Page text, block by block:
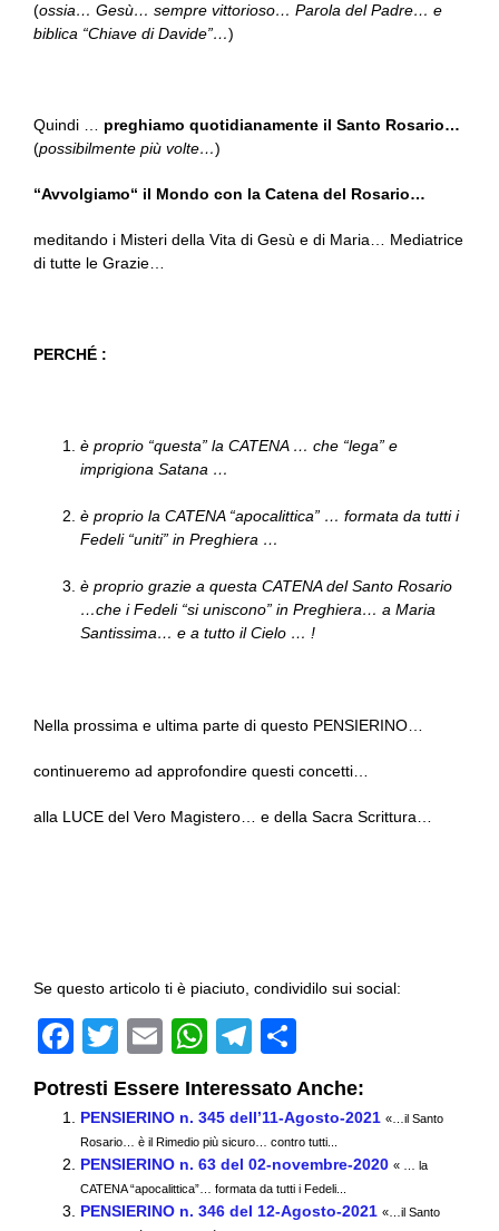
(ossia… Gesù… sempre vittorioso… Parola del Padre… e
biblica “Chiave di Davide”…)
Quindi … preghiamo quotidianamente il Santo Rosario…
(possibilmente più volte…)
“Avvolgiamo“ il Mondo con la Catena del Rosario…
meditando i Misteri della Vita di Gesù e di Maria… Mediatrice
di tutte le Grazie…
PERCHÉ :
è proprio “questa” la CATENA … che “lega” e
imprigiona Satana …
è proprio la CATENA “apocalittica” … formata da tutti i
Fedeli “uniti” in Preghiera …
è proprio grazie a questa CATENA del Santo Rosario
…che i Fedeli “si uniscono” in Preghiera… a Maria
Santissima… e a tutto il Cielo … !
Nella prossima e ultima parte di questo PENSIERINO…
continueremo ad approfondire questi concetti…
alla LUCE del Vero Magistero… e della Sacra Scrittura…
Se questo articolo ti è piaciuto, condividilo sui social:
F
c
e
b
o
T
wi
tt
er
E
m
ail
W
at
s
A
p
T
el
e
gr
a
m
o
n
di
vi
di
Potresti Essere Interessato Anche:
PENSIERINO n. 345 dell’11-Agosto-2021 «…il Santo
Rosario… è il Rimedio più sicuro… contro tutti...
PENSIERINO n. 63 del 02-novembre-2020 « … la
CATENA “apocalittica”… formata da tutti i Fedeli...
PENSIERINO n. 346 del 12-Agosto-2021 «…il Santo